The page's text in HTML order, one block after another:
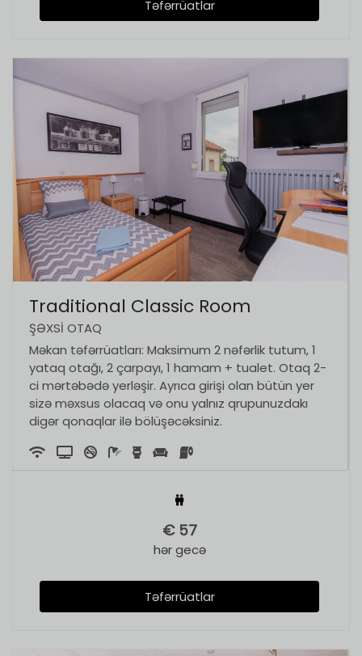
Təfərrüatlar
Traditional Classic Room
ŞƏXSI OTAQ
Məkan təfərrüatları: Maksimum 2 nəfərlik tutum, 1
yataq otağı, 2 çarpayı, 1 hamam + tualet. Otaq 2-
ci mərtəbədə yerləşir. Ayrıca girişi olan bütün yer
sizə məxsus olacaq və onu yalnız qrupunuzdakı
digər qonaqlar ilə bölüşəcəksiniz.
€ 57
hər gecə
Təfərrüatlar